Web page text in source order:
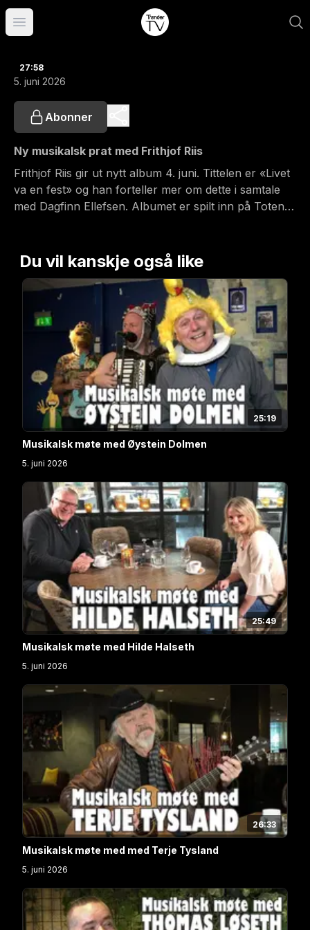
Åpne hovedmeny
27:58
5. juni 2026
Abonner
Ny musikalsk prat med Frithjof Riis
Frithjof Riis gir ut nytt album 4. juni. Tittelen er «Livet
va en fest» og han forteller mer om dette i samtale
med Dagfinn Ellefsen. Albumet er spilt inn på Toten
Du vil kanskje også like
25:19
Musikalsk møte med Øystein Dolmen
5. juni 2026
25:49
Musikalsk møte med Hilde Halseth
5. juni 2026
26:33
Musikalsk møte med med Terje Tysland
5. juni 2026